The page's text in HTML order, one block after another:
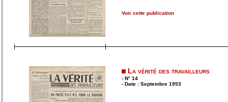
Voir cette publication
La vérité des travailleurs
- N° 14
- Date : Septembre 1953